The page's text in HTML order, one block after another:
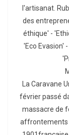
l'artisanat.
des
éthique' -
'Eco Evasion'
La Caravane
février passé
massacre de
affrontements